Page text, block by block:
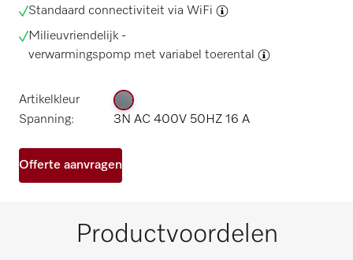
Standaard connectiviteit via WiFi
Milieuvriendelijk -
verwarmingspomp met variabel toerental
Artikelkleur
Spanning:
3N AC 400V 50HZ 16 A
Offerte aanvragen
Productvoordelen